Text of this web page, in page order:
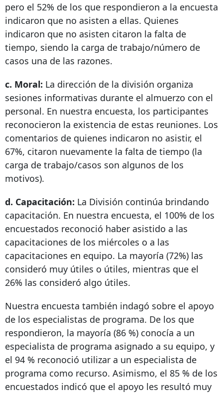
pero el 52% de los que respondieron a la encuesta
indicaron que no asisten a ellas. Quienes
indicaron que no asisten citaron la falta de
tiempo, siendo la carga de trabajo/número de
casos una de las razones.
c. Moral: La dirección de la división organiza
sesiones informativas durante el almuerzo con el
personal. En nuestra encuesta, los participantes
reconocieron la existencia de estas reuniones. Los
comentarios de quienes indicaron no asistir, el
67%, citaron nuevamente la falta de tiempo (la
carga de trabajo/casos son algunos de los
motivos).
d. Capacitación: La División continúa brindando
capacitación. En nuestra encuesta, el 100% de los
encuestados reconoció haber asistido a las
capacitaciones de los miércoles o a las
capacitaciones en equipo. La mayoría (72%) las
consideró muy útiles o útiles, mientras que el
26% las consideró algo útiles.
Nuestra encuesta también indagó sobre el apoyo
de los especialistas de programa. De los que
respondieron, la mayoría (86 %) conocía a un
especialista de programa asignado a su equipo, y
el 94 % reconoció utilizar a un especialista de
programa como recurso. Asimismo, el 85 % de los
encuestados indicó que el apoyo les resultó muy